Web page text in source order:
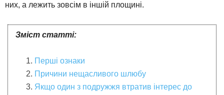
них, а лежить зовсім в іншій площині.
Зміст статті:
Перші ознаки
Причини нещасливого шлюбу
Якщо один з подружжя втратив інтерес до